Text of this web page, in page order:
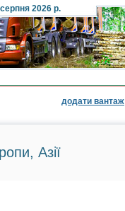
2026 р.
додати вантаж
Азії